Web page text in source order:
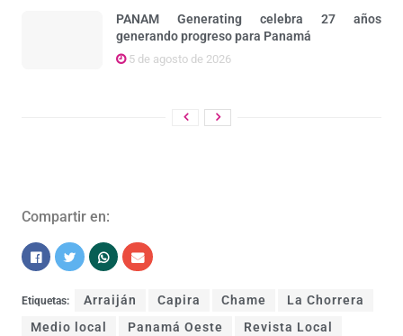
PANAM Generating celebra 27 años
generando progreso para Panamá
5 de agosto de 2026
Compartir en:
Etiquetas: Arraiján Capira Chame
La Chorrera
Medio local
Panamá Oeste
Revista Local